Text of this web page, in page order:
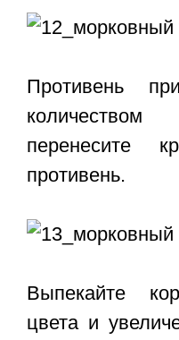
Противень
перенесите
противень.
Выпекайте
цвета и